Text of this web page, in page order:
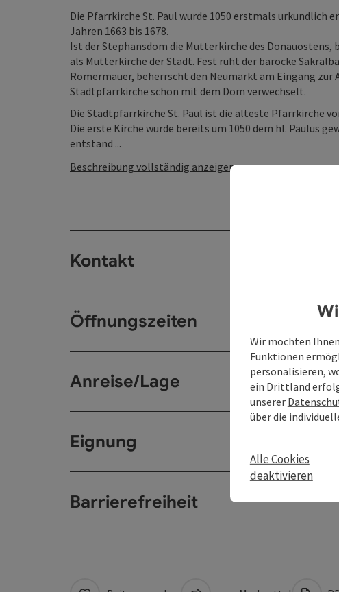
Die Pfarrkirche St. Paul wurde 1050 erstmals urkundlich
Jahren 1663 bis 1678.
Ist der Stephansdom die Mutterkirche des Donauostens,
als Mutterkirche der Stadt. Fest ruht der barocke
Römermauer, beherrscht den Neumarkt am Eingang zur
Stadtpfarrkirche schon mit dem Dom verwechselt.
Die Stadtpfarrkirche St. Paul ist die älteste Pfarrkirche
Die erste Kirche wurde bereits um 1050 dem hl. Paulus
entstand ...
Beschreibung vollständig anzeigen
Kontakt
Öffnungszeiten
Anreise/Lage
Eignung
Barrierefreiheit
Wir möchten
Funktionen
personalisieren,
ein Drittland
unserer
über die
Alle Cookies
deaktivieren